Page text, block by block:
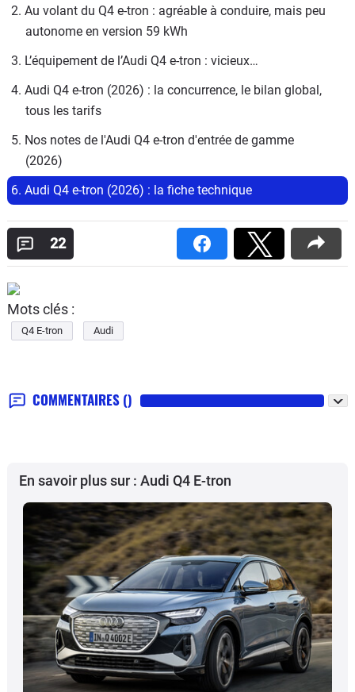
2. Au volant du Q4 e-tron : agréable à conduire, mais peu
autonome en version 59 kWh
3. L’équipement de l’Audi Q4 e-tron : vicieux…
4. Audi Q4 e-tron (2026) : la concurrence, le bilan global,
tous les tarifs
5. Nos notes de l'Audi Q4 e-tron d'entrée de gamme
(2026)
6. Audi Q4 e-tron (2026) : la fiche technique
22
Mots clés :
Q4 E-tron Audi
COMMENTAIRES ()
En savoir plus sur : Audi Q4 E-tron